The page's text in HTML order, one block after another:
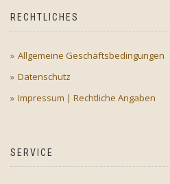
RECHTLICHES
Allgemeine Geschäftsbedingungen
Datenschutz
Impressum | Rechtliche Angaben
SERVICE